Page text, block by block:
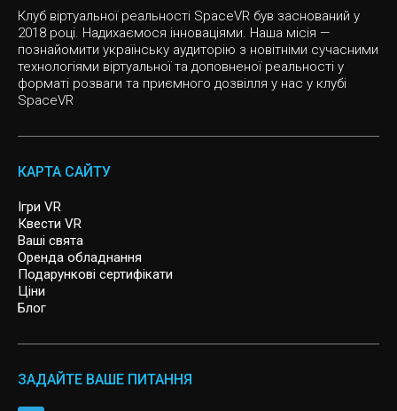
VR sport
Слоу мо
Інді ігри
CHERNOBYL
CYBERPUNK
VR квест, Спасіння Світу
SIGNAL LOST
ARCHER
Клуб віртуальної реальності SpaceVR був заснований у
2018 році. Надихаємося інноваціями. Наша місія —
познайомити українську аудиторію з новітніми сучасними
технологіями віртуальної та доповненої реальності у
форматі розваги та приємного дозвілля у нас у клубі
SpaceVR
КАРТА САЙТУ
Ігри VR
Квести VR
Ваші свята
Оренда обладнання
Подарункові сертифікати
Ціни
Блог
ЗАДАЙТЕ ВАШЕ ПИТАННЯ